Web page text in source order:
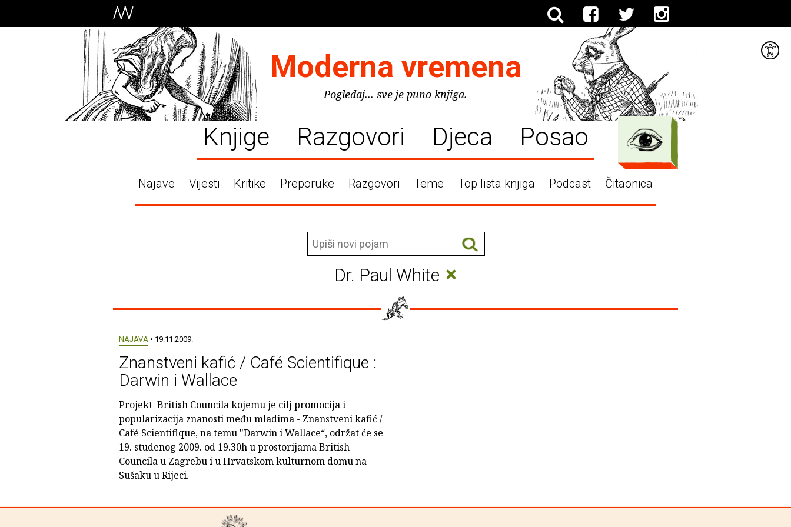
Moderna vremena
Pogledaj... sve je puno knjiga.
Knjige Razgovori Djeca Posao
Najave Vijesti Kritike Preporuke Razgovori Teme Top lista knjiga Podcast Čitaonica
Dr. Paul White ×
NAJAVA• 19.11.2009.
Znanstveni kafić / Café Scientifique :
Darwin i Wallace
Projekt British Councila kojemu je cilj promocija i
popularizacija znanosti među mladima - Znanstveni kafić /
Café Scientifique, na temu "Darwin i Wallace“, održat će se
19. studenog 2009. od 19.30h u prostorijama British
Councila u Zagrebu i u Hrvatskom kulturnom domu na
Sušaku u Rijeci.